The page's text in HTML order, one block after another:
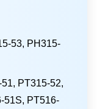
53, PH315-
51, PT315-52,
51S, PT516-